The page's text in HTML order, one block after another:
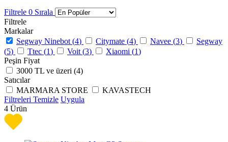
Filtrele 0 Sırala
Filtrele
Markalar
Segway Ninebot (4) Citymate (4) Navee (3)
Segway
(5) Ttec (1) Voit (3) Xiaomi (1)
Peşin Fiyat
3000 TL ve üzeri (4)
Satıcılar
MARMARA STORE
KAVASTECH
Filtreleri Temizle Uygula
4 Ürün